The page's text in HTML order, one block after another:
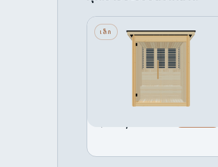
เล็ก
ฟ้า — เล็ก — กระจกด้านหน้า
— อินฟราเรด
3 ที่นั่ง · กระจกด้านหน้า ·